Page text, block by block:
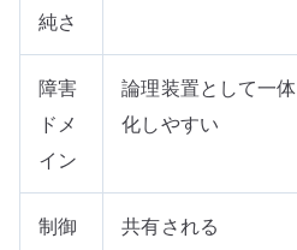
純さ
障害
ドメ
イン
論理装置として一体
化しやすい
制御
共有される